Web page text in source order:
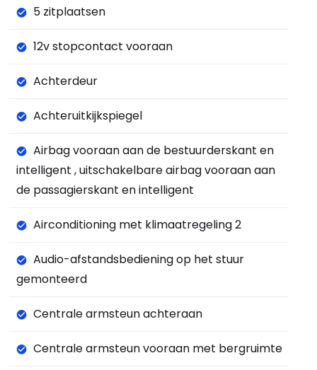
5 zitplaatsen
12v stopcontact vooraan
Achterdeur
Achteruitkijkspiegel
Airbag vooraan aan de bestuurderskant en
intelligent , uitschakelbare airbag vooraan aan
de passagierskant en intelligent
Airconditioning met klimaatregeling 2
Audio-afstandsbediening op het stuur
gemonteerd
Centrale armsteun achteraan
Centrale armsteun vooraan met bergruimte